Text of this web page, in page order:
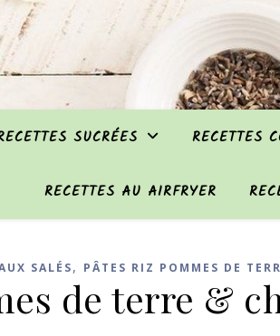
SUCRÉES RECETTES
RECETTES AU AIRFRYER
SALÉS, PÂTES RIZ POMMES DE
de terre &